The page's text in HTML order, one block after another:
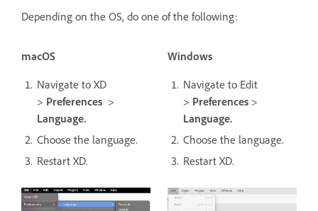
Depending on the OS, do one of the following:
macOS
Navigate to XD
> Preferences >
Language.
Choose the language.
Restart XD.
Windows
Navigate to Edit
> Preferences >
Language.
Choose the language.
Restart XD.